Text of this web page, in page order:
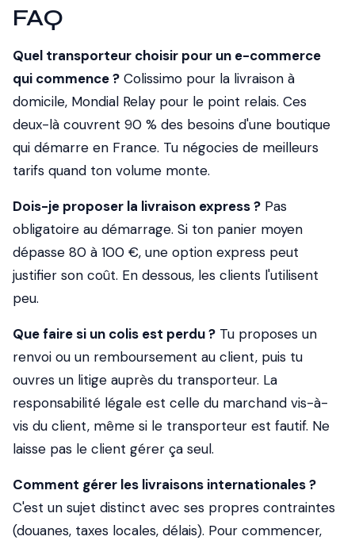
FAQ
Quel transporteur choisir pour un e-commerce
qui commence ? Colissimo pour la livraison à
domicile, Mondial Relay pour le point relais. Ces
deux-là couvrent 90 % des besoins d'une boutique
qui démarre en France. Tu négocies de meilleurs
tarifs quand ton volume monte.
Dois-je proposer la livraison express ? Pas
obligatoire au démarrage. Si ton panier moyen
dépasse 80 à 100 €, une option express peut
justifier son coût. En dessous, les clients l'utilisent
peu.
Que faire si un colis est perdu ? Tu proposes un
renvoi ou un remboursement au client, puis tu
ouvres un litige auprès du transporteur. La
responsabilité légale est celle du marchand vis-à-
vis du client, même si le transporteur est fautif. Ne
laisse pas le client gérer ça seul.
Comment gérer les livraisons internationales ?
C'est un sujet distinct avec ses propres contraintes
(douanes, taxes locales, délais). Pour commencer,